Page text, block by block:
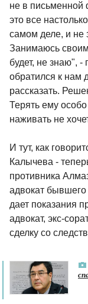
не в письменной
это все
самом деле, и не
Занимаюсь
будет, не знаю", -
обратился к нам
рассказать.
Терять ему
наживать не
И тут, как
Калычева -
противника
адвокат
дает показания
адвокат, экс-
сделку со